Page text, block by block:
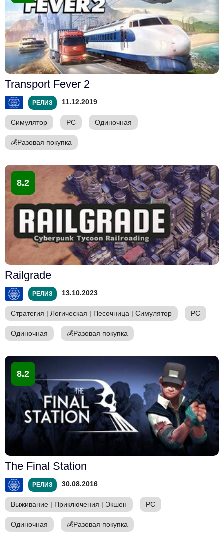
Transport Fever 2
РЕЛИЗ 11.12.2019
Симулятор PC Одиночная
💰Разовая покупка
8.2
Railgrade
РЕЛИЗ 13.10.2023
Стратегия | Логическая | Песочница | Симулятор PC
Одиночная 💰Разовая покупка
8.2
The Final Station
РЕЛИЗ 30.08.2016
Выживание | Приключения | Экшен PC
Одиночная 💰Разовая покупка